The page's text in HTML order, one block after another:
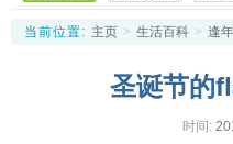
当前位置: 主页 > 生活百科 > 逢
圣诞节的
时间: